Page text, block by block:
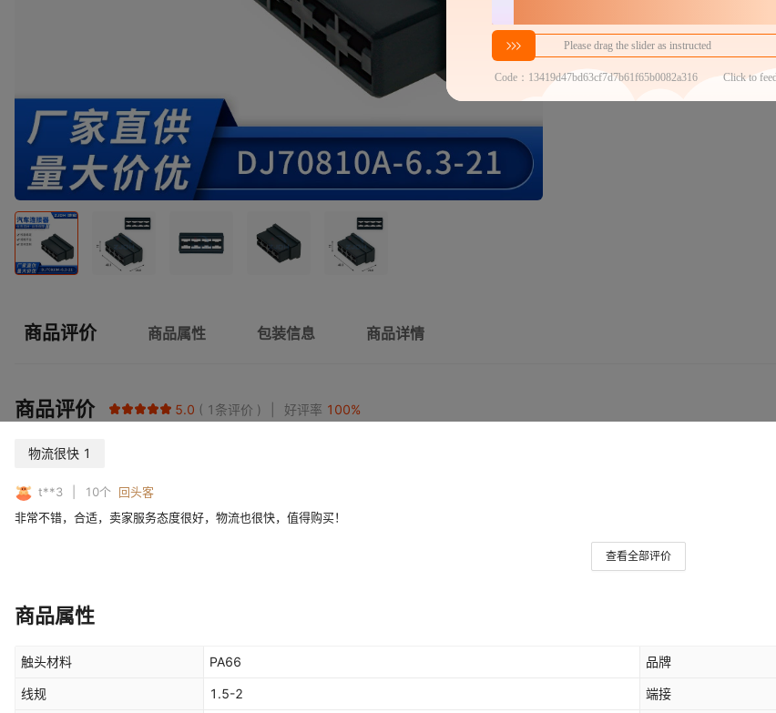
近30天代发数量 100以内
代发品质达标率
100.00%
商品评价 商品属性 包装信息 商品详情
商品评价 5.0 1 条评价 好评率 100%
物流很快 1
t**3 10个 回头客
非常不错，合适，卖家服务态度很好，物流也很快，值得购买！
查看全部评价
商品属性
触头材料 PA66 品牌
线规 1.5-2 端接